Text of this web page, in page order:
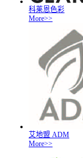
科莱恩色彩
More>>
艾地盟 ADM
More>>